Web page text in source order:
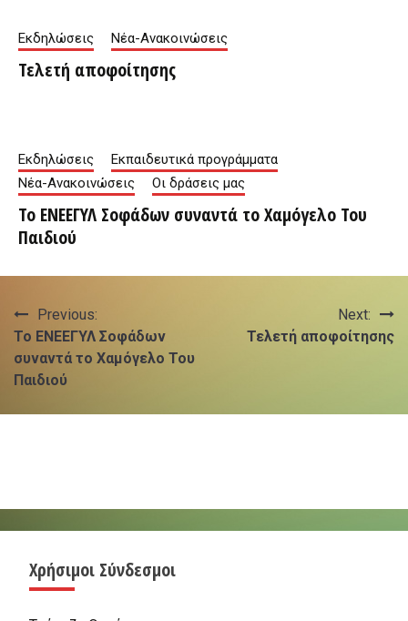
Εκδηλώσεις Νέα-Ανακοινώσεις
Τελετή αποφοίτησης
Εκδηλώσεις
Εκπαιδευτικά προγράμματα
Νέα-Ανακοινώσεις
Οι δράσεις μας
Το ΕΝΕΕΓΥΛ Σοφάδων συναντά το Χαμόγελο Του
Παιδιού
Πλοήγηση
άρθρων
Previous:
Το ΕΝΕΕΓΥΛ Σοφάδων
συναντά το Χαμόγελο Του
Παιδιού
Next:
Τελετή αποφοίτησης
Χρήσιμοι Σύνδεσμοι